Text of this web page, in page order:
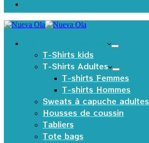
T-Shirts kids
T-Shirts Adultes
T-shirts Femmes
T-shirts Hommes
Sweats à capuche adultes
Housses de coussin
Tabliers
Tote bags